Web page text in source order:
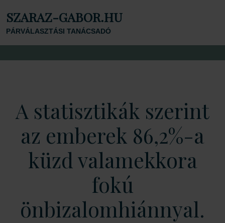
SZARAZ-GABOR.HU
PÁRVÁLASZTÁSI TANÁCSADÓ
A statisztikák szerint
az emberek 86,2%-a
küzd valamekkora
fokú
önbizalomhiánnyal.